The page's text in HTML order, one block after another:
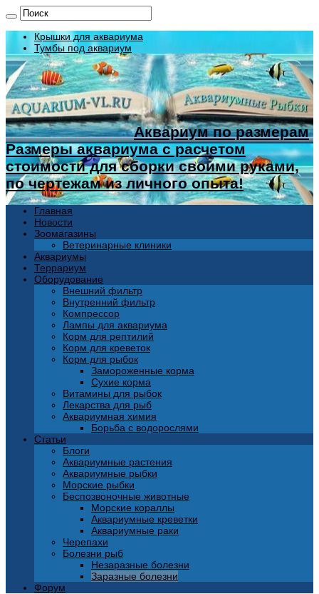
Крышки для аквариума
Тумбы под аквариум
Аквариум по размерам
Размеры аквариума с расчетом
стоимости для сборки своими руками,
по чертежам из личного опыта!
Главная
Новости
Зоомагазины
Ветеринарные клиники
Аквариумы
Террариум
Оборудование
Внешний фильтр
Внутренний фильтр
Компрессор
Лампы для аквариума
Корм для рептилий
Корм для креветок
Корм для рыбок
Замороженные корма
Сухие корма
Витамины для рыбок
Лекарства для рыб
Аквариумная химия
Борьба с водорослями
Статьи
Блоги
Аквариумные растения
Аквариумные рыбки
Морские рыбки
Беспозвоночные животные
Морские кораллы
Аквариумные креветки
Аквариумные раки
Черепахи
Болезни рыб
Незаразные болезни
Заразные болезни
Форум